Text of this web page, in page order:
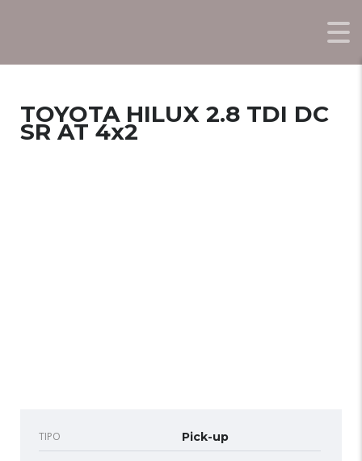
TOYOTA HILUX 2.8 TDI DC
SR AT 4x2
TIPO Pick-up